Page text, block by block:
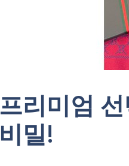
프리미엄
비밀!